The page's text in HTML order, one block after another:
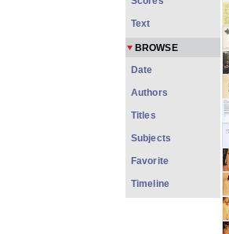
Text
BROWSE
Date
Authors
Titles
Subjects
Favorite
Timeline